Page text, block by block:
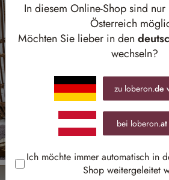
In diesem Online-Shop sind
Österreich
Möchten Sie lieber in den
wechseln?
zu loberon.de
bei loberon.at
Ich möchte immer automatisch in
Shop weitergeleitet